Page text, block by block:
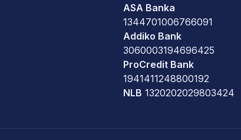
ASA Banka
1344701006766091
Addiko Bank
3060003194696425
ProCredit Bank
1941411248800192
NLB 1320202029803424